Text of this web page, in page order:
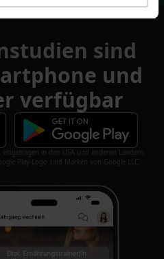
sind
und
verfügbar
in den USA und anderen Ländern
Play-Logo sind Marken von Google LLC.